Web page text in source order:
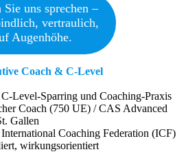
Sie uns sprechen –
vertraulich,
Augenhöhe.
Coach & C-Level
Level-Sparring und Coaching-Praxis
Coach (750 UE) / CAS Advanced
Gallen
Coaching Federation (ICF)
wirkungsorientiert